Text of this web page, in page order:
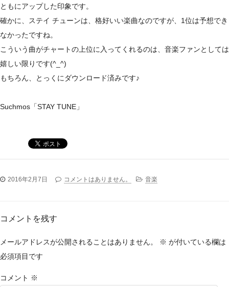
ともにアップした印象です。
確かに、ステイ チューンは、格好いい楽曲なのですが、1位は予想でき
なかったですね。
こういう曲がチャートの上位に入ってくれるのは、音楽ファンとしては
嬉しい限りです(^_^)
もちろん、とっくにダウンロード済みです♪
Suchmos「STAY TUNE」
2016年2月7日 コメントはありません。 音楽
コメントを残す
メールアドレスが公開されることはありません。 ※ が付いている欄は
必須項目です
コメント ※